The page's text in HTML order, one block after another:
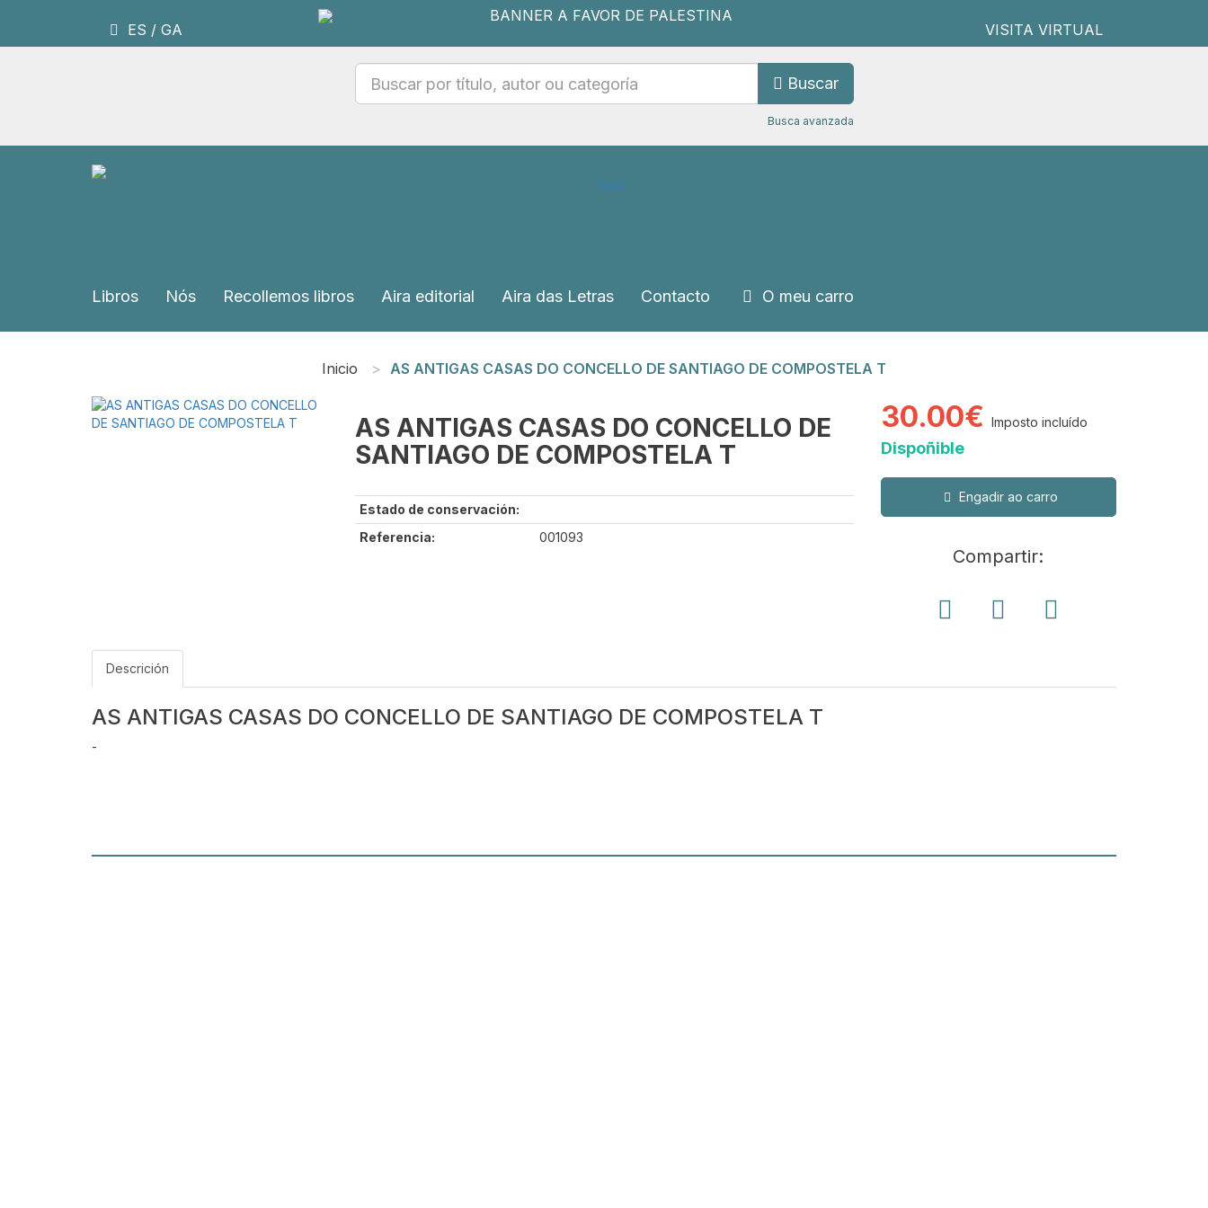
ES / GA VISITA VIRTUAL
Buscar
Busca avanzada
Libros Nós Recollemos libros Aira editorial Aira das Letras Contacto O meu carro
Inicio AS ANTIGAS CASAS DO CONCELLO DE SANTIAGO DE COMPOSTELA T
AS ANTIGAS CASAS DO CONCELLO DE
SANTIAGO DE COMPOSTELA T
Estado de conservación:
Referencia:
001093
30.00€ Imposto incluído
Dispoñible
Engadir ao carro
Compartir:
Descrición
AS ANTIGAS CASAS DO CONCELLO DE SANTIAGO DE COMPOSTELA T
-